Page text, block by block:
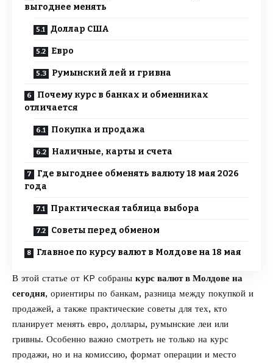
выгоднее менять
Доллар США
Евро
Румынский лей и гривна
Почему курс в банках и обменниках
отличается
Покупка и продажа
Наличные, карты и счета
Где выгоднее обменять валюту 18 мая 2026
года
Практическая таблица выбора
Советы перед обменом
Главное по курсу валют в Молдове на 18 мая
В этой статье от KP собраны курс валют в Молдове на
сегодня, ориентиры по банкам, разница между покупкой и
продажей, а также практические советы для тех, кто
планирует менять евро, доллары, румынские леи или
гривны. Особенно важно смотреть не только на курс
продажи, но и на комиссию, формат операции и место